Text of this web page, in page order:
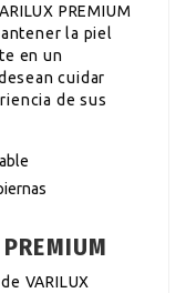
PREMIUM
la piel
en un
cuidar
de sus
VARILUX